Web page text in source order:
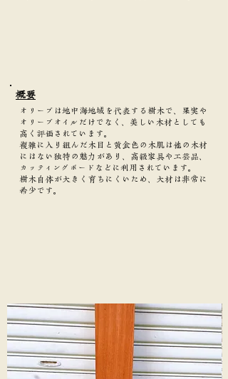
​概要
オリーブは地中海地域を代表する樹木で、果実や
オリーブオイルだけでなく、美しい木材としても
高く評価されています。
複雑に入り組んだ木目と黄金色の木肌は他の木材
にはない独特の魅力があり、高級家具や工芸品、
カッティングボードなどに利用されています。
樹木自体が大きく育ちにくいため、大材は非常に
希少です。